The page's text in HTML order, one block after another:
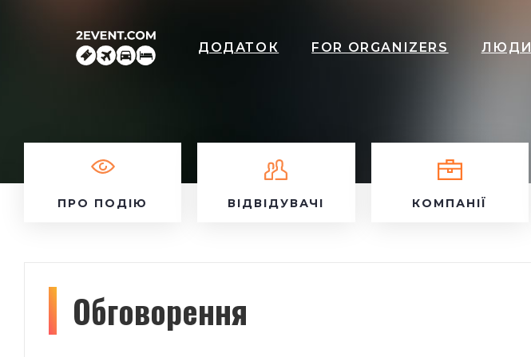
ДОДАТОК FOR ORGANIZERS ЛЮДИ
ПРО ПОДІЮ ВІДВІДУВАЧІ КОМПАНІЇ
Обговорення